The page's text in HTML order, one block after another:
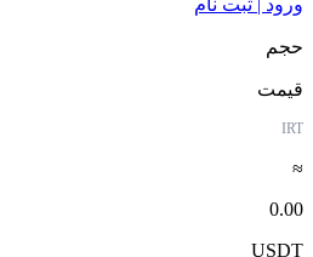
ورود | ثبت نام
حجم
قیمت
IRT
≈
0.00
USDT